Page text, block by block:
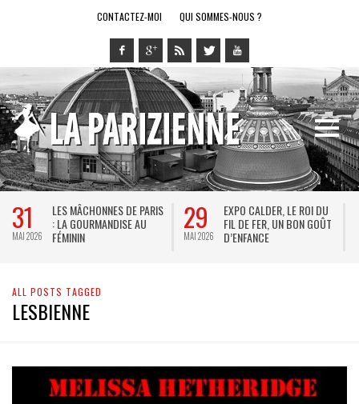
CONTACTEZ-MOI QUI SOMMES-NOUS ?
31
MAI 2026
LES MÂCHONNES DE PARIS
: LA GOURMANDISE AU
FÉMININ
29
MAI 2026
EXPO CALDER, LE ROI DU
FIL DE FER, UN BON GOÛT
D’ENFANCE
ALL POSTS TAGGED
LESBIENNE